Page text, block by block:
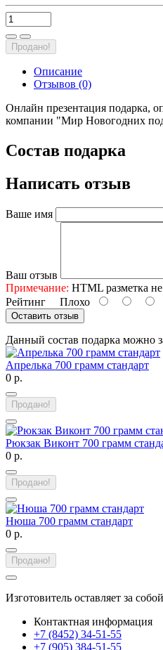
Продано!
Описание
Отзывов (0)
Онлайн презентация подарка,
компании "Мир Новогодних
Состав подарка
Написать отзыв
Ваше имя
Ваш отзыв
Примечание: HTML разметка
Рейтинг Плохо
Оставить отзыв
Данный состав подарка можно
Апрелька 700 грамм стандарт
0 р.
Продано!
Рюкзак Виконт 700 грамм
0 р.
Продано!
Нюша 700 грамм стандарт
0 р.
Продано!
Изготовитель оставляет за
Контактная информация
+7 (8452) 34-51-55
+7 (905) 384-51-55